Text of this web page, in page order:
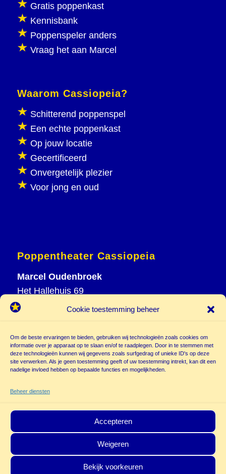
Cookie toestemming beheer
Om de beste ervaringen te bieden, gebruiken wij technologieën zoals cookies om
informatie over je apparaat op te slaan en/of te raadplegen. Door in te stemmen met
deze technologieën kunnen wij gegevens zoals surfgedrag of unieke ID's op deze
site verwerken. Als je geen toestemming geeft of uw toestemming intrekt, kan dit een
nadelige invloed hebben op bepaalde functies en mogelijkheden.
Beheer diensten
Accepteren
Weigeren
Bekijk voorkeuren
Gratis poppenkast
Kennisbank
Poppenspeler anders
Vraag het aan Marcel
Waarom Cassiopeia?
Schitterend poppenspel
Een echte poppenkast
Op jouw locatie
Gecertificeerd
Onvergetelijk plezier
Voor jong en oud
Poppentheater Cassiopeia
Marcel Oudenbroek
Het Hallehuis 69
3823 VH Amersfoort
M 06 20 26 94 61
info@
poppentheatercassiopeia.nl
© Copyright - Poppentheater Cassiopeia | Deze site is beschermd door